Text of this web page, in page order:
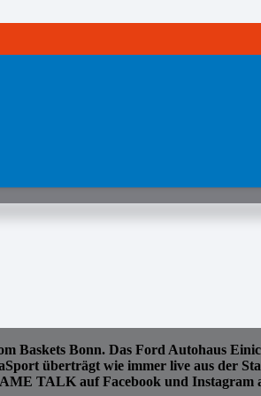
Baskets Bonn. Das Ford Autohaus
überträgt wie immer live aus der
TALK auf Facebook und Instagram